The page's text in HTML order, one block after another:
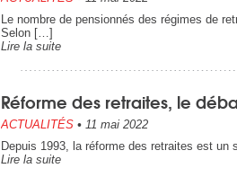
Le nombre de pensionnés des régimes de
Selon […]
Lire la suite
Réforme des retraites, le
ACTUALITÉS • 11 mai 2022
Depuis 1993, la réforme des retraites est
Lire la suite